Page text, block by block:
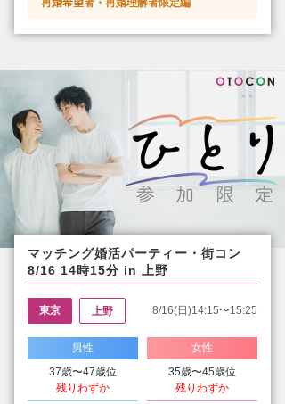
再婚希望者・再婚理解者限定編
マッチング婚活パーティー・街コン
8/16 14時15分 in 上野
東京 上野 8/16(日)14:15〜15:25
男性
37歳〜47歳位
残りわずか
女性
35歳〜45歳位
残りわずか